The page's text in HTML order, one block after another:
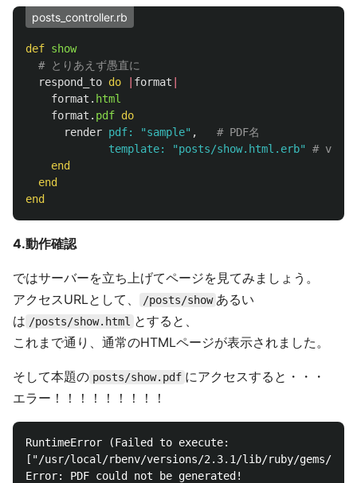
posts_controller.rb
def show
# とりあえず愚直に
respond_to do format
format . html
format . pdf do
render pdf: "sample" ,
# PDF名
template:
"posts/show.html.erb"
# view
end
end
end
4.動作確認
ではサーバーを立ち上げてページを見てみましょう。
アクセスURLとして、
/posts/show あるい
は /posts/show.html とすると、
これまで通り、通常のHTMLページが表示されました。
そして本題の posts/show.pdf にアクセスすると・・・
エラー！！！！！！！！！
RuntimeError (Failed to execute:
["/usr/local/rbenv/versions/2.3.1/lib/ruby/gems/
Error: PDF could not be generated!